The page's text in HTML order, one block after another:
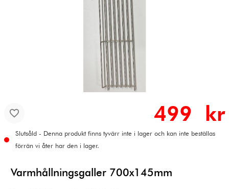
499 kr
Slutsåld - Denna produkt finns tyvärr inte i lager och kan inte beställas
förrän vi åter har den i lager.
Varmhållningsgaller 700x145mm